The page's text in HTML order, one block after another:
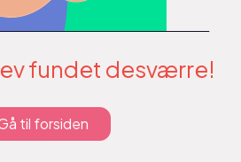
fundet desværre!
til forsiden